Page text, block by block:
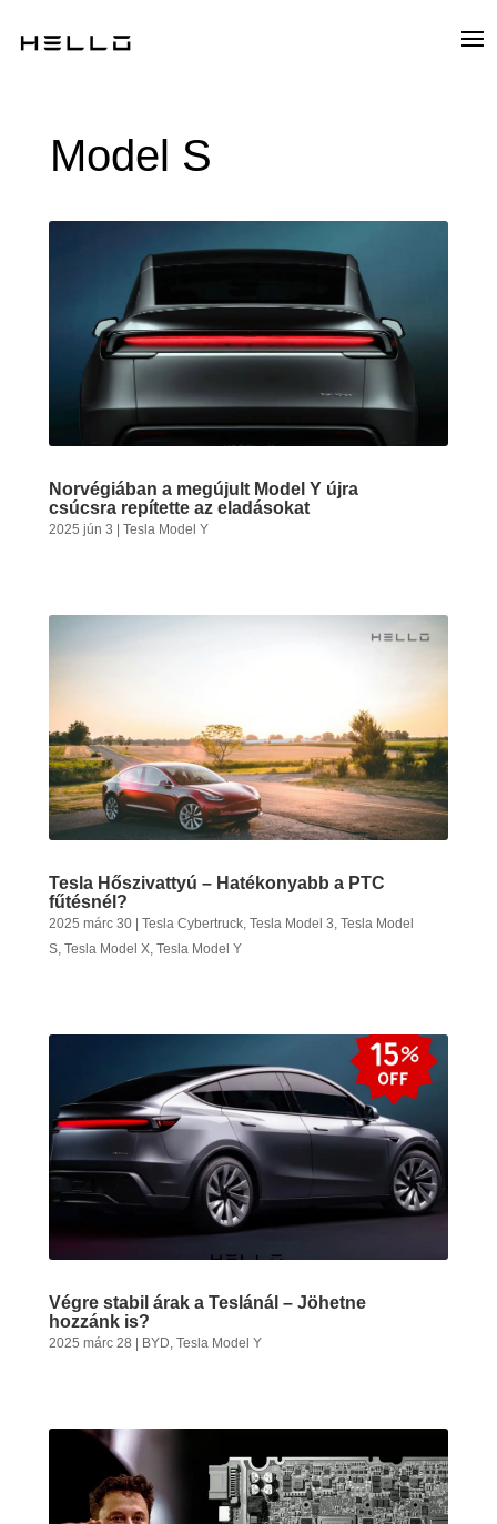
Model S
Norvégiában a megújult Model Y újra
csúcsra repítette az eladásokat
2025 jún 3 | Tesla Model Y
Tesla Hőszivattyú – Hatékonyabb a PTC
fűtésnél?
2025 márc 30| Tesla Cybertruck, Tesla Model 3 Tesla Model
S, Tesla Model X, Tesla Model Y
Végre stabil árak a Teslánál – Jöhetne
hozzánk is?
2025 márc 28 | BYD Tesla Model Y